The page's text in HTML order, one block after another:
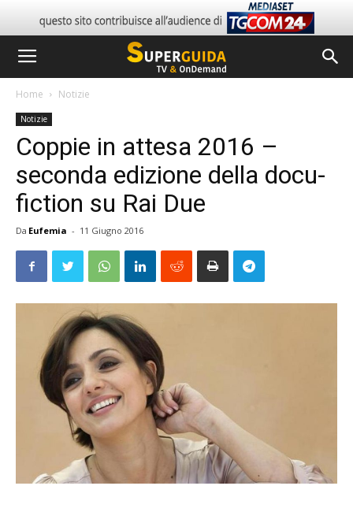
Home Notizie
Notizie
Coppie in attesa 2016 –
seconda edizione della docu-
fiction su Rai Due
Da Eufemia - 11 Giugno 2016